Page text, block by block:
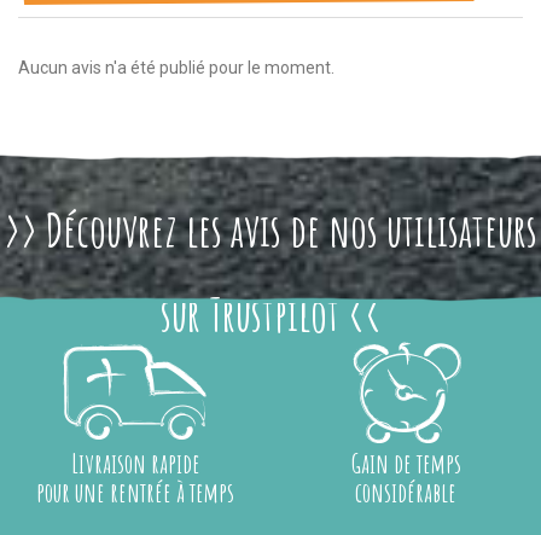
Aucun avis n'a été publié pour le moment.
>> Découvrez les avis de nos utilisateurs
sur Trustpilot <<
Livraison rapide
pour une rentrée à temps
Gain de temps
considérable